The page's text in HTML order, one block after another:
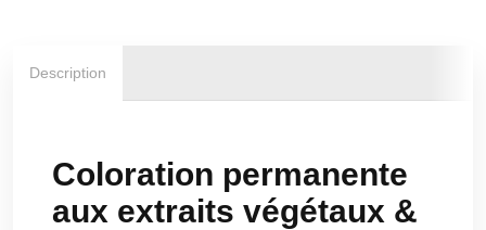
Description
Coloration permanente
aux extraits végétaux &